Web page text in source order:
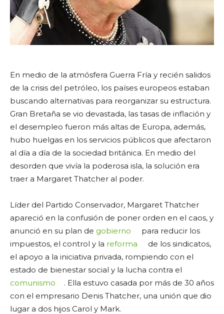
En medio de la atmósfera Guerra Fría y recién salidos
de la crisis del petróleo, los países europeos estaban
buscando alternativas para reorganizar su estructura.
Gran Bretaña se vio devastada, las tasas de inflación y
el desempleo fueron más altas de Europa, además,
hubo huelgas en los servicios públicos que afectaron
al día a día de la sociedad británica. En medio del
desorden que vivía la poderosa isla, la solución era
traer a Margaret Thatcher al poder.
Líder del Partido Conservador, Margaret Thatcher
apareció en la confusión de poner orden en el caos, y
anunció en su plan de gobierno
para reducir los
impuestos, el control y la reforma
de los sindicatos,
el apoyo a la iniciativa privada, rompiendo con el
estado de bienestar social y la lucha contra el
comunismo
. Ella estuvo casada por más de 30 años
con el empresario Denis Thatcher, una unión que dio
lugar a dos hijos Carol y Mark.